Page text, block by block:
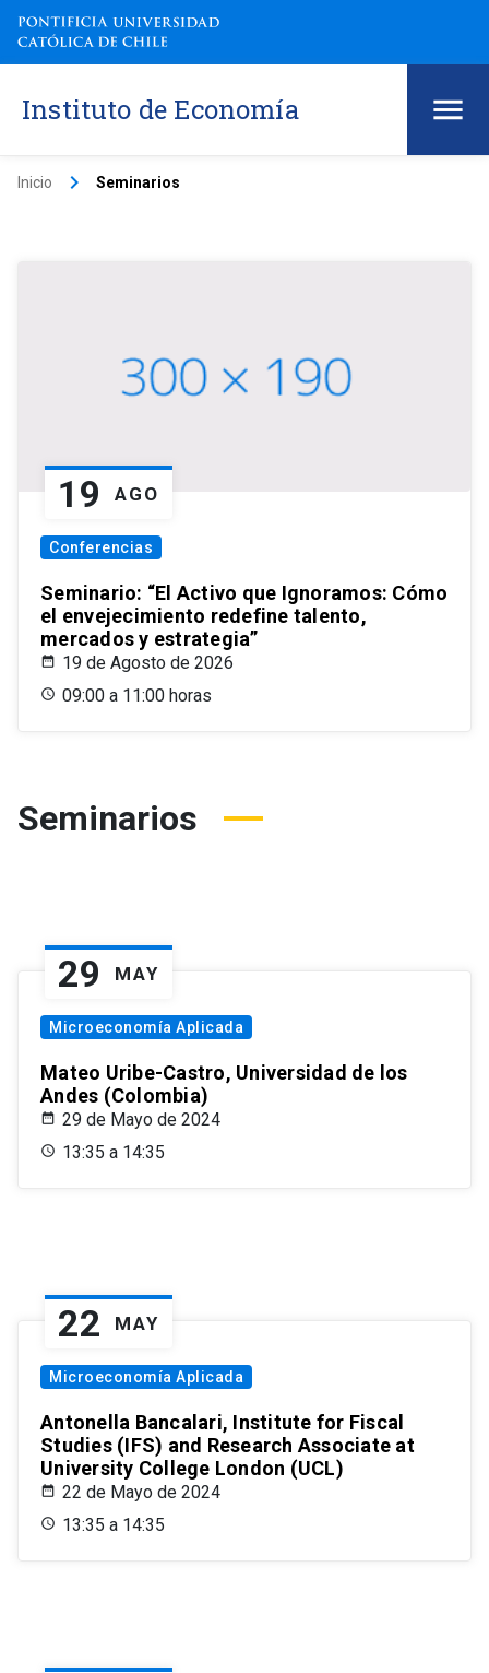
Instituto de Economía
Inicio keyboard_arrow_right Seminarios
19 AGO
Conferencias
Seminario: “El Activo que Ignoramos: Cómo
el envejecimiento redefine talento,
mercados y estrategia”
19 de Agosto de 2026
09:00 a 11:00 horas
Seminarios
29 MAY
Microeconomía Aplicada
Mateo Uribe-Castro, Universidad de los
Andes (Colombia)
29 de Mayo de 2024
13:35 a 14:35
22 MAY
Microeconomía Aplicada
Antonella Bancalari, Institute for Fiscal
Studies (IFS) and Research Associate at
University College London (UCL)
22 de Mayo de 2024
13:35 a 14:35